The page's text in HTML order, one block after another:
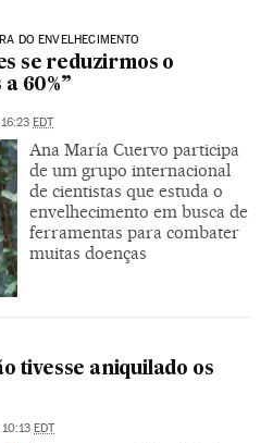
DO ENVELHECIMENTO
se reduzirmos o
60%”
EDT
Ana María Cuervo participa
de um grupo internacional
de cientistas que estuda o
envelhecimento em busca de
ferramentas para combater
muitas doenças
tivesse aniquilado os
EDT